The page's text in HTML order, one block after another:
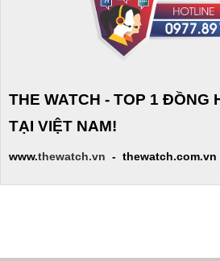
THE WATCH - TOP 1 ĐỒNG
TẠI VIỆT NAM!
www.thewatch.vn - thewatch.com.vn